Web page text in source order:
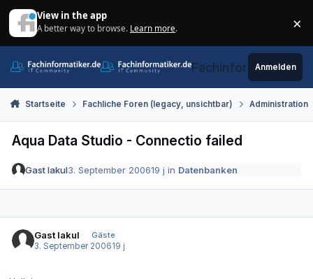
View in the app
A better way to browse. Learn more. ×
Fachinformatiker.de
Anmelden
Startseite Fachliche Foren (legacy, unsichtbar) Administration
Aqua Data Studio - Connectio failed
Gast lakul3. September 200619 j in Datenbanken
Gast lakul
Gäste
3. September 200619 j